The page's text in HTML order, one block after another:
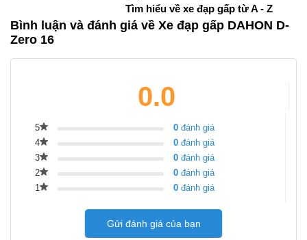
Tìm hiểu về xe đạp gấp từ A - Z
Bình luận và đánh giá về Xe đạp gấp DAHON D-
Zero 16
0.0
5 0 đánh giá
4
0 đánh giá
3
0 đánh giá
2
0 đánh giá
1
0 đánh giá
Gửi đánh giá của bạn